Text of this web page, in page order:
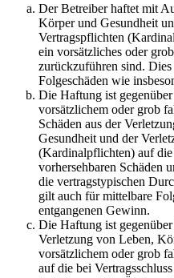
Der Betreiber haftet mit
Körper und Gesundheit
Vertragspflichten
ein vorsätzliches oder
zurückzuführen sind.
Folgeschäden wie
Die Haftung ist
vorsätzlichem oder grob
Schäden aus der
Gesundheit und der
(Kardinalpflichten) auf die
vorhersehbaren Schäden
die vertragstypischen
gilt auch für mittelbare
entgangenen Gewinn.
Die Haftung ist
Verletzung von Leben,
vorsätzlichem oder grob
auf die bei